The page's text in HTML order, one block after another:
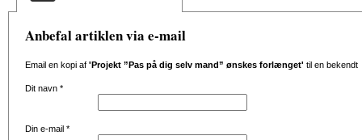
Anbefal artiklen via e-mail
Email en kopi af 'Projekt ”Pas på dig selv mand” ønskes forlænget' til en bekendt
Dit navn *
Din e-mail *